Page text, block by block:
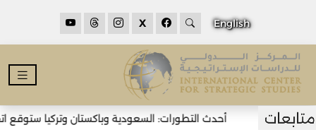
English
X
أحدث التطورات: السعودية وباكستان وتركيا ستوقع